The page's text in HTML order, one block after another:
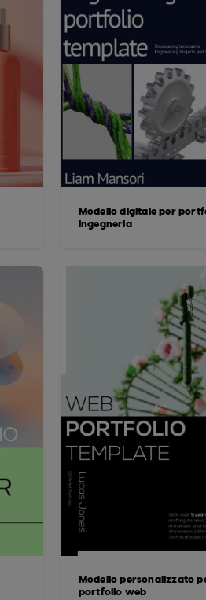
Modello digitale per
ingegneria
Modello personalizzato
portfolio web